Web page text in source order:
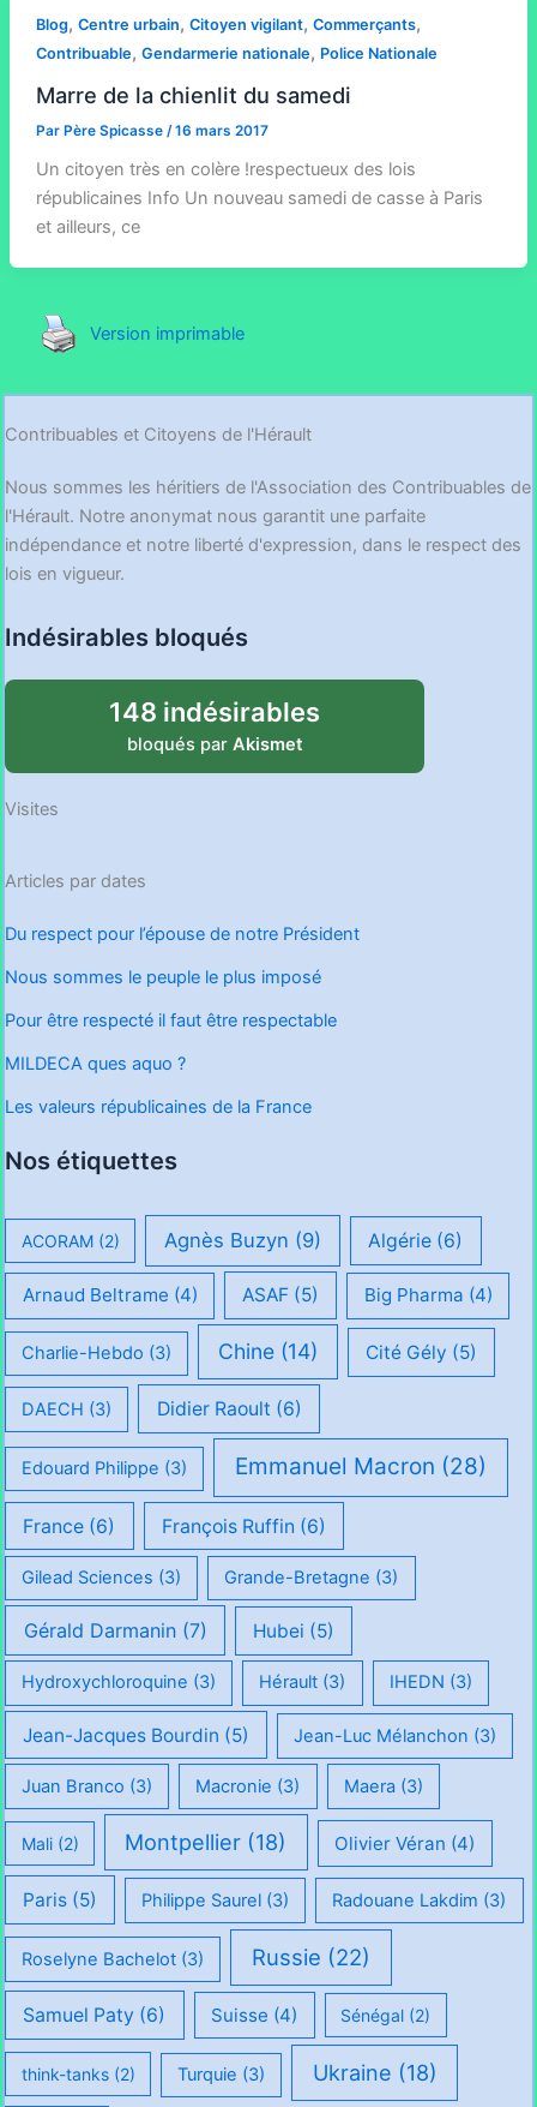
Blog, Centre urbain, Citoyen vigilant, Commerçants,
Contribuable, Gendarmerie nationale, Police Nationale
Marre de la chienlit du samedi
Par Père Spicasse /16 mars 2017
Un citoyen très en colère !respectueux des lois
républicaines Info Un nouveau samedi de casse à Paris
et ailleurs, ce
Version imprimable
Contribuables et Citoyens de l'Hérault
Nous sommes les héritiers de l'Association des Contribuables de
l'Hérault. Notre anonymat nous garantit une parfaite
indépendance et notre liberté d'expression, dans le respect des
lois en vigueur.
Indésirables bloqués
148 indésirables
bloqués par Akismet
Visites
Articles par dates
Du respect pour l’épouse de notre Président
Nous sommes le peuple le plus imposé
Pour être respecté il faut être respectable
MILDECA ques aquo ?
Les valeurs républicaines de la France
Nos étiquettes
ACORAM(2) Agnès Buzyn (9) Algérie (6)
Arnaud Beltrame (4) ASAF (5) Big Pharma (4)
Charlie-Hebdo (3) Chine (14) Cité Gély (5)
DAECH (3) Didier Raoult (6)
Edouard Philippe (3) Emmanuel Macron (28)
France (6) François Ruffin (6)
Gilead Sciences (3) Grande-Bretagne (3)
Gérald Darmanin(7) Hubei (5)
Hydroxychloroquine (3) Hérault (3) IHEDN (3)
Jean-Jacques Bourdin (5) Jean-Luc Mélanchon (3)
Juan Branco (3) Macronie (3) Maera (3)
Mali(2) Montpellier (18) Olivier Véran (4)
Paris(5) Philippe Saurel (3) Radouane Lakdim (3)
Roselyne Bachelot (3) Russie (22)
Samuel Paty (6) Suisse (4) Sénégal (2)
think-tanks(2) Turquie (3) Ukraine (18)